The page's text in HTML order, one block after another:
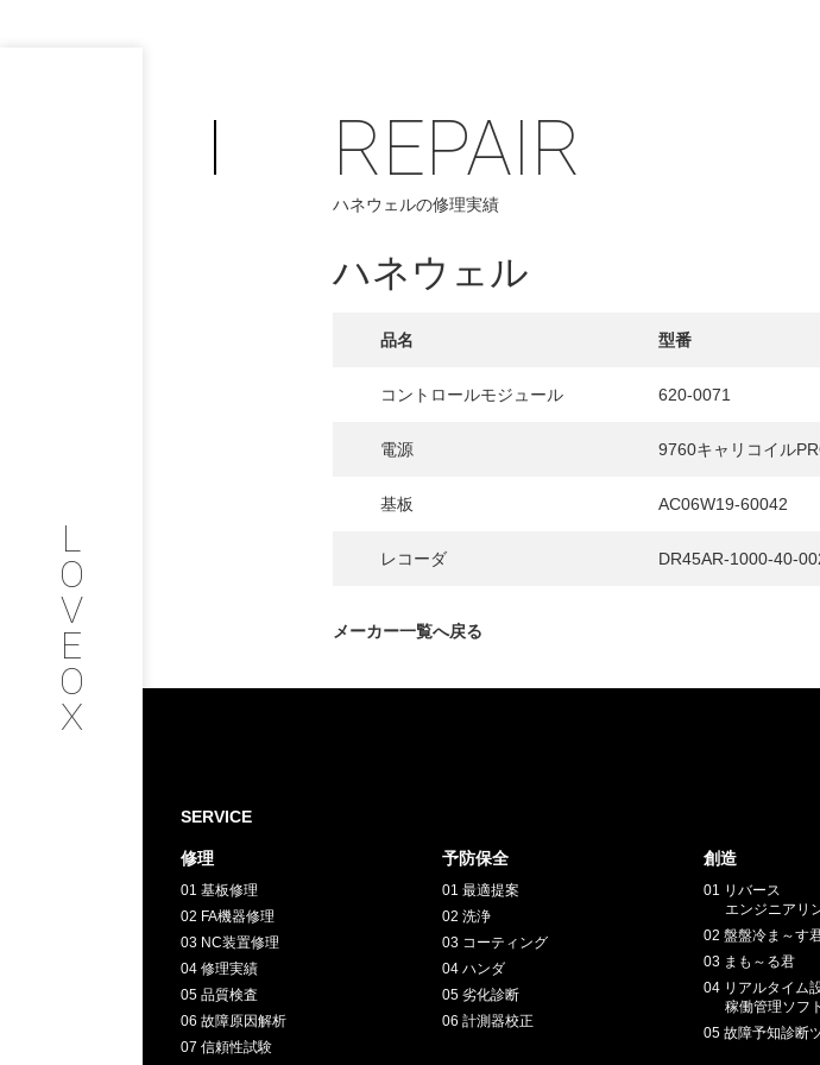
L
O
V
E
O
X
PHILOSOPHY
COMPANY
PROFILE
SERVICE
お客様インタビュー
RECRUIT
採用情報
GREEN
お問い合わせ / 発送先
REPAIR
ハネウェルの修理実績
ハネウェル
品名 型番
コントロールモジュール 620-0071
電源 9760キャリコイル
基板 AC06W19-60042
レコーダ DR45AR-1000-40-
メーカー一覧へ戻る
SERVICE
修理
01 基板修理
02 FA機器修理
03 NC装置修理
04 修理実績
05 品質検査
06 故障原因解析
07 信頼性試験
予防保全
01 最適提案
02 洗浄
03 コーティング
04 ハンダ
05 劣化診断
06 計測器校正
創造
01 リバース
エンジニアリ
02 盤盤冷ま～す
03 まも～る君
04 リアルタイム
稼働管理ソフト
05 故障予知診断